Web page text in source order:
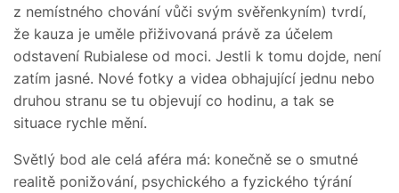
z nemístného chování vůči svým svěřenkyním) tvrdí,
že kauza je uměle přiživovaná právě za účelem
odstavení Rubialese od moci. Jestli k tomu dojde, není
zatím jasné. Nové fotky a videa obhajující jednu nebo
druhou stranu se tu objevují co hodinu, a tak se
situace rychle mění.
Světlý bod ale celá aféra má: konečně se o smutné
realitě ponižování, psychického a fyzického týrání